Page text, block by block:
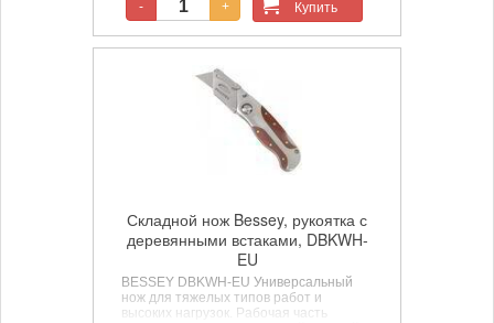
- + Купить
Складной нож Bessey, рукоятка с
деревянными встаками, DBKWH-
EU
BESSEY DBKWH-EU Универсальный
нож для тяжелых типов работ и
высоких нагрузок. Рабочая часть